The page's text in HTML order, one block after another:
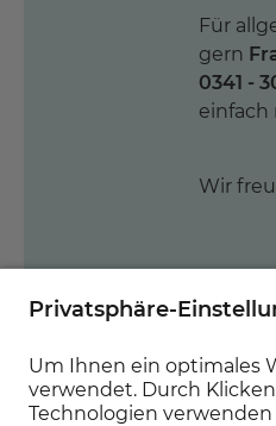
Für
gern
0341 -
einfach
Wir
Jetzt